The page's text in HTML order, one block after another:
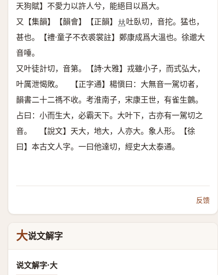
天狗賦】不愛力以許人兮，能絕目以爲大。
又【集韻】【韻會】【正韻】 𠀤吐臥切，音拕。猛也，
甚也。【禮·童子不衣裘裳註】鄭康成爲大溫也。徐邈大
音唾。
又叶徒計切，音第。【詩·大雅】戎雖小子，而式弘大，
叶厲泄愒敗。 【正字通】楊愼曰：大無音一駕切者，
韻書二十二禡不收。考淮南子，宋康王世，有雀生鸇。
占曰：小而生大，必霸天下。大叶下，古亦有一駕切之
音。 【說文】天大，地大，人亦大。象人形。【徐
曰】本古文人字。一曰他達切，經史大太泰通。
反馈
大说文解字
说文解字·大